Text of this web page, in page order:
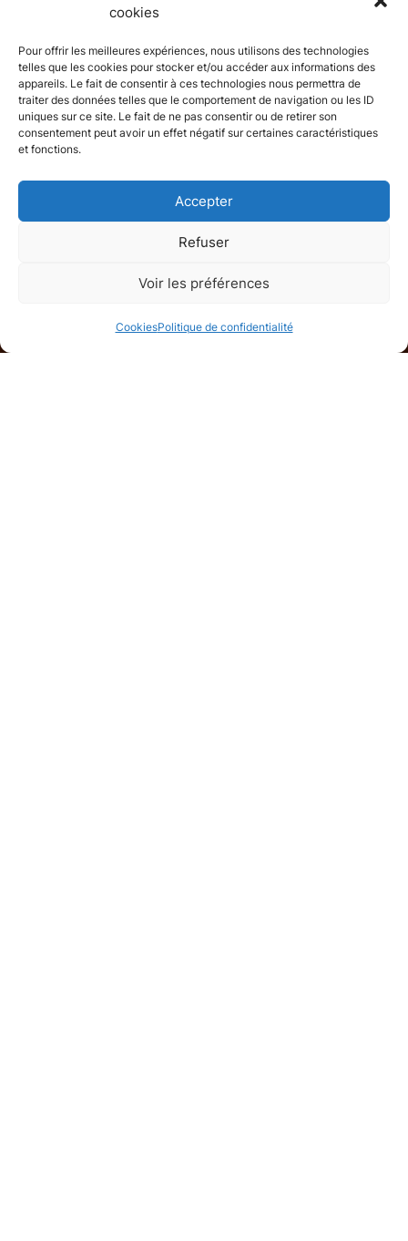
cookies
Pour offrir les meilleures expériences, nous utilisons des technologies
telles que les cookies pour stocker et/ou accéder aux informations des
appareils. Le fait de consentir à ces technologies nous permettra de
traiter des données telles que le comportement de navigation ou les ID
uniques sur ce site. Le fait de ne pas consentir ou de retirer son
consentement peut avoir un effet négatif sur certaines caractéristiques
et fonctions.
Accepter
Refuser
Voir les préférences
CookiesPolitique de confidentialité